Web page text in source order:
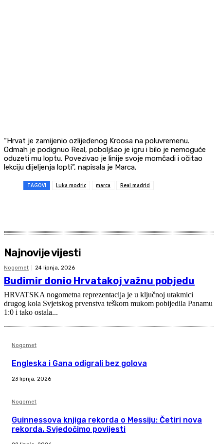
“Hrvat je zamijenio ozlijeđenog Kroosa na poluvremenu.
Odmah je podignuo Real, poboljšao je igru i bilo je nemoguće
oduzeti mu loptu. Povezivao je linije svoje momčadi i očitao
lekciju dijeljenja lopti”, napisala je Marca.
TAGOVI Luka modric marca Real madrid
Najnovije vijesti
Nogomet 24 lipnja, 2026
Budimir donio Hrvatakoj važnu pobjedu
HRVATSKA nogometna reprezentacija je u ključnoj utakmici
drugog kola Svjetskog prvenstva teškom mukom pobijedila Panamu
1:0 i tako ostala...
Nogomet
Engleska i Gana odigrali bez golova
23 lipnja, 2026
Nogomet
Guinnessova knjiga rekorda o Messiju: Četiri nova
rekorda. Svjedočimo povijesti